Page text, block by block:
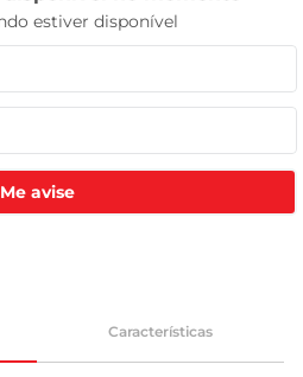
Me avise
Características